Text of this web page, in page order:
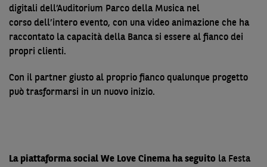
digitali dell’Auditorium Parco della Musica nel
corso dell’intero evento, con una video animazione che ha
raccontato la capacità della Banca si essere al fianco dei
propri clienti.
Con il partner giusto al proprio fianco qualunque progetto
può trasformarsi in un nuovo inizio.
La piattaforma social We Love Cinema ha seguito la Festa